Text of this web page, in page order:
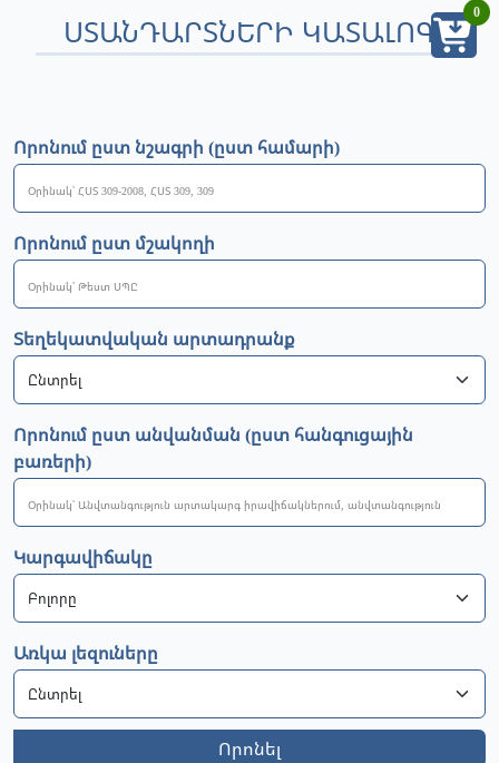
ՍՏԱՆԴԱՐՏՆԵՐԻ ԿԱՏԱԼՈԳ
Որոնում ըստ նշագրի (ըստ համարի)
Որոնում ըստ մշակողի
Տեղեկատվական արտադրանք
Որոնում ըստ անվանման (ըստ հանգուցային
բառերի)
Կարգավիճակը
Առկա լեզուները
Որոնել
0